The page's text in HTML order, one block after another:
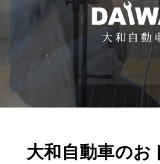
大和自動
大和自動車のお